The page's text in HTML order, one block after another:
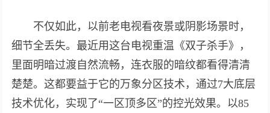
不仅如此，以前老电视看夜景或阴影场景时，
细节全丢失。最近用这台电视重温《双子杀手》，
里面明暗过渡自然流畅，连衣服的暗纹都看得清清
楚楚。这都要益于它的万象分区技术，通过7大底层
技术优化，实现了“一区顶多区”的控光效果。以85